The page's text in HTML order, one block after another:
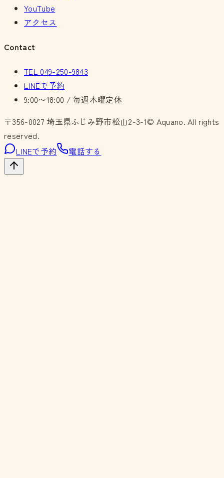
YouTube
アクセス
Contact
TEL 049-250-9843
LINEで予約
9:00〜18:00 / 毎週木曜定休
〒356-0027 埼玉県ふじみ野市松山2-3-1© Aquano. All rights
reserved.
LINEで予約
電話する